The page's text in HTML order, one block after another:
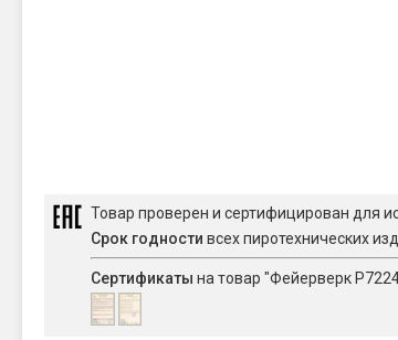
Товар проверен и сертифицирован для
Срок годности всех пиротехнических
Сертификаты на товар "Фейерверк